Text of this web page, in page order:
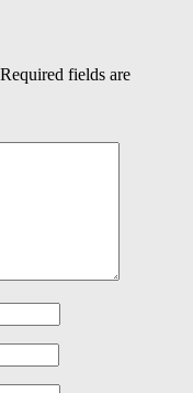
Required fields are